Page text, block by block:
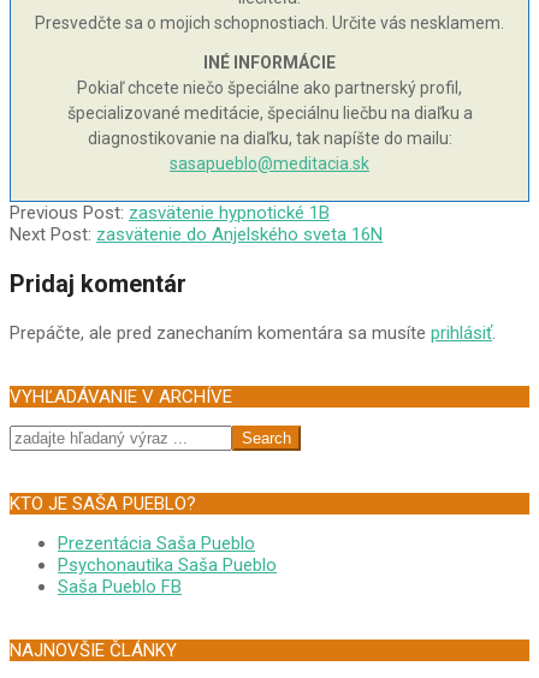
Presvedčte sa o mojich schopnostiach. Určite vás nesklamem.
INÉ INFORMÁCIE
Pokiaľ chcete niečo špeciálne ako partnerský profil,
špecializované meditácie, špeciálnu liečbu na diaľku a
diagnostikovanie na diaľku, tak napíšte do mailu:
sasapueblo@meditacia.sk
2010-
10-
Previous Post: zasvätenie hypnotické 1B
Next Post: zasvätenie do Anjelského sveta 16N
Pridaj komentár
Prepáčte, ale pred zanechaním komentára sa musíte prihlásiť.
VYHĽADÁVANIE V ARCHÍVE
Search
KTO JE SAŠA PUEBLO?
Prezentácia Saša Pueblo
Psychonautika Saša Pueblo
Saša Pueblo FB
NAJNOVŠIE ČLÁNKY